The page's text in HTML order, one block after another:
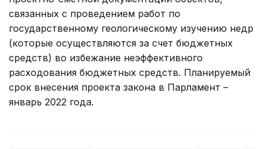
связанных с проведением работ по
государственному геологическому изучению недр
(которые осуществляются за счет бюджетных
средств) во избежание неэффективного
расходования бюджетных средств. Планируемый
срок внесения проекта закона в Парламент –
январь 2022 года.